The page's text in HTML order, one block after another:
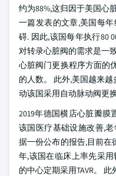
约为88%,这归因于美国心
一篇发表的文章,美国每
碍. 因此,该国每年执行80
对转录心脏阀的需求是一
心脏阀门更换程序方面的
的人数。 此外,美国越来
动该国采用自动脉动阀更换
2019年德国横店心脏瓣膜
该国医疗基础设施改善,
据一份公布的报告,目前在
年,该国在临床上率先采用
的中心定期采用TAVR。